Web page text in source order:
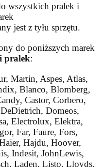
wszystkich pralek i
jest z tyłu sprzętu.
do poniższych marek
pralek:
Martin, Aspes, Atlas,
Blanco, Blomberg,
Castor, Corbero,
DeDietrich, Domeos,
Electrolux, Elektra,
Far, Faure, Fors,
Hajdu, Hoover,
Indesit, JohnLewis,
Laden, Listo, Lloyds,